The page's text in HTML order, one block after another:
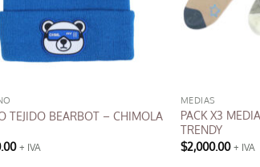
TEJIDO BEARBOT – CHIMOLA
+ IVA
MEDIAS
PACK X3
TRENDY
$2,000.00 + IVA